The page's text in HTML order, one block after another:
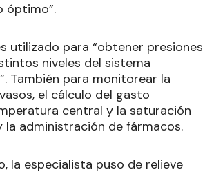
óptimo”.
utilizado para “obtener presiones
niveles del sistema
También para monitorear la
el cálculo del gasto
central y la saturación
la administración de fármacos.
la especialista puso de relieve